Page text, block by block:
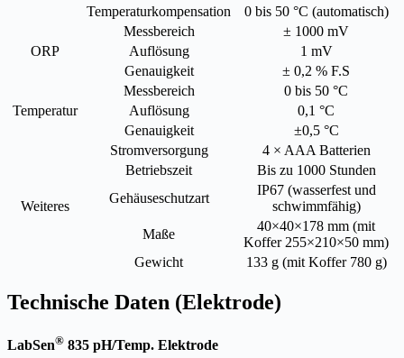
Temperaturkompensation
0 bis 50 °C (automatisch)
ORP
Messbereich
± 1000 mV
Auflösung
1 mV
Genauigkeit
± 0,2 % F.S
Temperatur
Messbereich
0 bis 50 °C
Auflösung
0,1 °C
Genauigkeit
±0,5 °C
Weiteres
Stromversorgung
4 × AAA Batterien
Betriebszeit
Bis zu 1000 Stunden
Gehäuseschutzart
IP67 (wasserfest und
schwimmfähig)
Maße
40×40×178 mm (mit
Koffer 255×210×50 mm)
Gewicht
133 g (mit Koffer 780 g)
Technische Daten (Elektrode)
LabSen® 835 pH/Temp. Elektrode